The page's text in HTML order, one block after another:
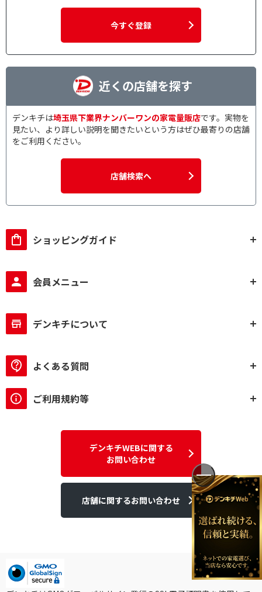
今すぐ登録
近くの店舗を探す
デンキチは埼玉県下業界ナンバーワンの家電量販店です。実物を
見たい、より詳しい説明を聞きたいという方はぜひ最寄りの店舗
をご利用ください。
店舗検索へ
ショッピングガイド
会員メニュー
デンキチについて
よくある質問
ご利用規約等
デンキチWEBに関する
お問い合わせ
店舗に関するお問い合わせ